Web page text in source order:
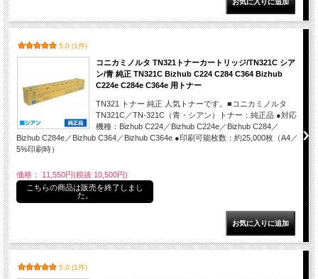
5.0 (1件)
コニカミノルタ TN321トナーカートリッジ/TN321C シア
ン/青 純正 TN321C Bizhub C224 C284 C364 Bizhub
C224e C284e C364e 用トナー
TN321 トナー 純正 人気トナーです。■コニカミノルタ
TN321C／TN-321C（青・シアン）トナー：純正品 ●対応
機種：Bizhub C224／Bizhub C224e／Bizhub C284／
Bizhub C284e／Bizhub C364／Bizhub C364e ●印刷可能枚数：約25,000枚（A4／
5%印刷時）
価格： 11,550円(税抜 10,500円)
こちらの商品は販売を終了しまし
た。
5.0 (1件)